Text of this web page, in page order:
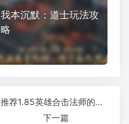
我本沉默：道士玩法攻
略
推荐1.85英雄合击法师的原因是什么
下一篇